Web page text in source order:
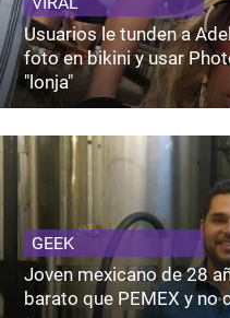
Usuarios le tunden a
foto en bikini y usar
"lonja"
GEEK
Joven mexicano de 28
barato que PEMEX y no